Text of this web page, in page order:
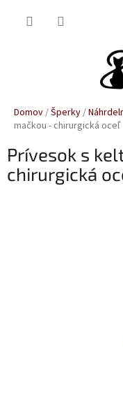
Domov/Šperky/
mačkou - chirurgická oceľ
Prívesok s
chirurgická